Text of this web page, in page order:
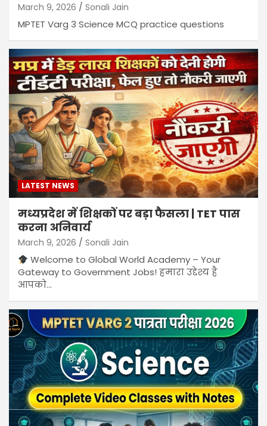
March 9, 2026 Sonali Jain
MPTET Varg 3 Science MCQ practice questions
LATEST NEWS
मध्यप्रदेश में शिक्षकों पर बड़ा फैसला | TET पास
करना अनिवार्य
March 9, 2026 Sonali Jain
Welcome to Global World Academy – Your
Gateway to Government Jobs! हमारा उद्देश्य है
आपको…